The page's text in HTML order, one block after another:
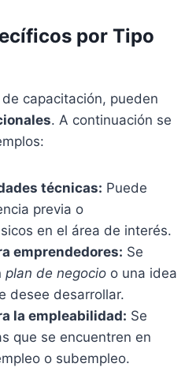
por Tipo
capacitación, pueden
. A continuación se
técnicas: Puede
previa o
en el área de interés.
emprendedores: Se
plan de negocio o una idea
desee desarrollar.
la empleabilidad: Se
que se encuentren en
o subempleo.